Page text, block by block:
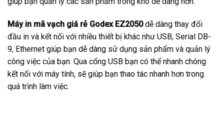
Máy in mã vạch giá rẻ Godex EZ2050dễ dàng thay đổi
đầu in và kết nối với nhiều thiết bị khác như USB, Serial DB-
9, Ethernet giúp bạn dễ dàng sử dụng sản phẩm và quản lý
công việc của bạn. Qua cổng USB bạn có thể nhanh chóng
kết nối với máy tính, sẽ giúp bạn thao tác nhanh hơn trong
quá trình làm việc.